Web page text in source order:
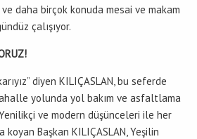
daha birçok konuda mesai ve makam
çalışıyor.
diyen KILIÇASLAN, bu seferde
yolunda yol bakım ve asfaltlama
ve modern düşünceleri ile her
koyan Başkan KILIÇASLAN, Yeşilin